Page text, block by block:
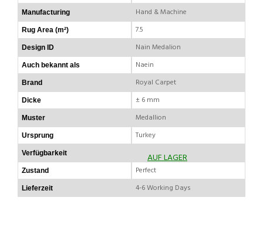
Manufacturing Hand & Machine
Rug Area (m²) 7.5
Design ID Nain Medalion
Auch bekannt als Naein
Brand Royal Carpet
Dicke ± 6 mm
Muster Medallion
Ursprung Turkey
Verfügbarkeit AUF LAGER
Zustand Perfect
Lieferzeit 4-6 Working Days